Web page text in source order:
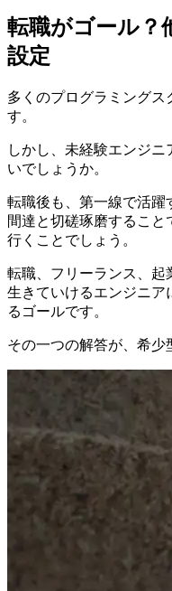
転職がゴール？
設定
多くのプログラミングス
す。
しかし、未経験エンジ
いでしょうか。
転職後も、第一線で活躍
間達と切磋琢磨するこ
行くことでしょう。
転職、フリーランス、起
生きていけるエンジニア
るゴールです。
その一つの解答が、希少